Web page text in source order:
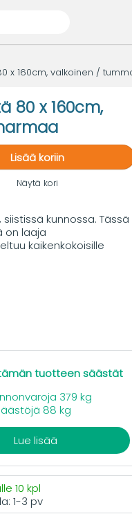
x 160cm, valkoinen /
80 x 160cm,
Lisää koriin
Näytä kori
kunnossa. Tässä
on laaja
kaikenkokoisille
tuotteen säästät
379 kg
88 kg
Lue lisää
10 kpl
1-3 pv